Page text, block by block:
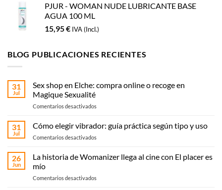
PJUR - WOMAN NUDE LUBRICANTE BASE
AGUA 100 ML
15,95€ IVA (Incl.)
BLOG PUBLICACIONES RECIENTES
31
Jul
Sex shop en Elche: compra online o recoge en
Magique Sexualité
Comentarios desactivados
shop
en
Elche:
online
en
31
Jul
Cómo elegir vibrador: guía práctica según tipo y uso
Comentarios desactivados
elegir
vibrador:
práctica
26
Jun
La historia de Womanizer llega al cine con El placer es
mío
Comentarios desactivados